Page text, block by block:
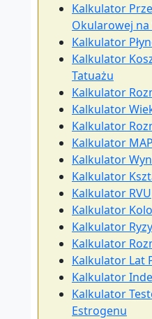
Kalkulator
Okularowej na
Kalkulator
Kalkulator
Tatuażu
Kalkulator
Kalkulator
Kalkulator
Kalkulator MAP
Kalkulator
Kalkulator
Kalkulator RVU
Kalkulator
Kalkulator
Kalkulator
Kalkulator Lat
Kalkulator
Kalkulator
Estrogenu